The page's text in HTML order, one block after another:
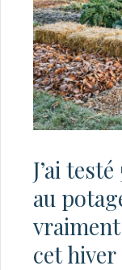
J’ai
au
cet hiver